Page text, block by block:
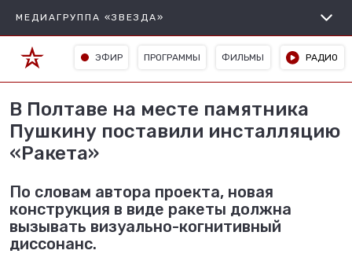
МЕДИАГРУППА «ЗВЕЗДА»
ЭФИР ПРОГРАММЫ ФИЛЬМЫ РАДИО
В Полтаве на месте памятника
Пушкину поставили инсталляцию
«Ракета»
По словам автора проекта, новая
конструкция в виде ракеты должна
вызывать визуально-когнитивный
диссонанс.